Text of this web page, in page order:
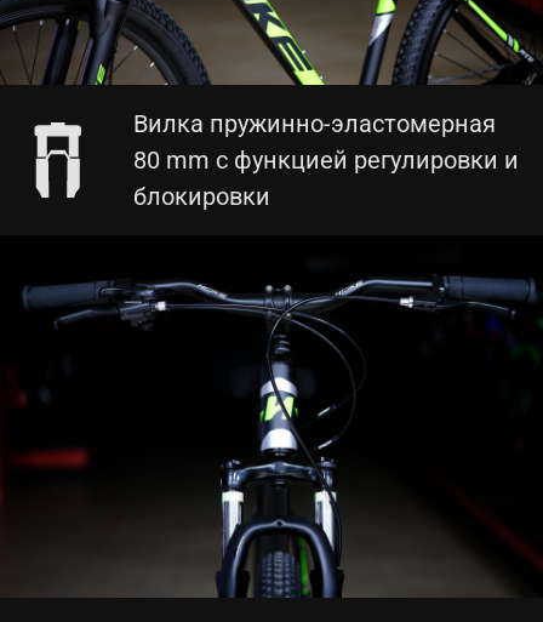
Вилка пружинно-эластомерная
80 mm с функцией регулировки и
блокировки